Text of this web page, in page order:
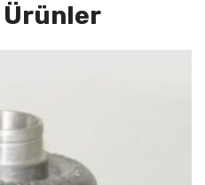
Ürünler